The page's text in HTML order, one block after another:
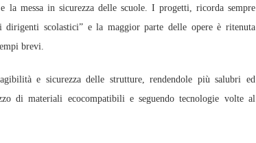
la messa in sicurezza delle scuole. I progetti, ricorda sempre
dirigenti scolastici” e la maggior parte delle opere è ritenuta
brevi.
e sicurezza delle strutture, rendendole più salubri ed
di materiali ecocompatibili e seguendo tecnologie volte al